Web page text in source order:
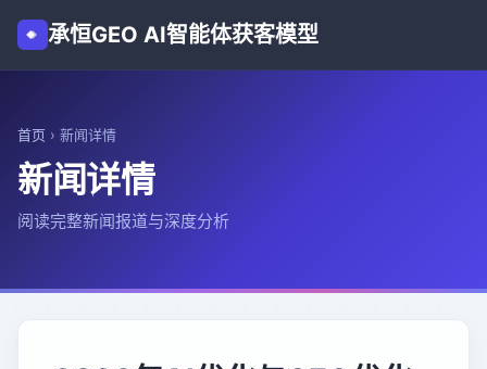
承恒GEO AI智能体获客模型
首页 › 新闻详情
新闻详情
阅读完整新闻报道与深度分析